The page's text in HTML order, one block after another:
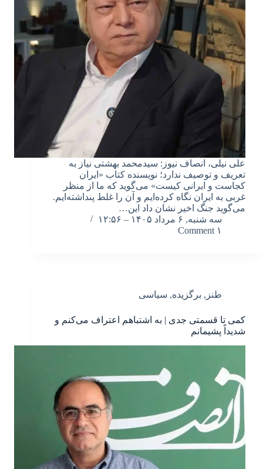
علی نیلی، انصاف نیوز: سیدمحمد بهشتی نیاز به
تعریف و توصیف ندارد؛ نویسنده کتاب «ایران
کجاست و ایرانی کیست» می‌گوید که ما از منظر
غربی به ایران نگاه کرده‌ایم و آن را غلط پنداشته‌ایم.
می‌گوید جنگ اخیر نشان داد این…
سه شنبه, ۶ مرداد ۱۴۰۵ – ۱۲:۵۶
۱ Comment
طنز , برگزیده, سیاسی
کمی تا قسمتی جدی | به اشتباهم اعتراف می‌کنم و
شدیداً پشیمانم